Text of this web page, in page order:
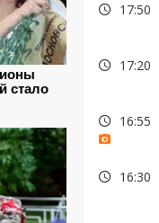
17:50
17:20
16:55
16:30